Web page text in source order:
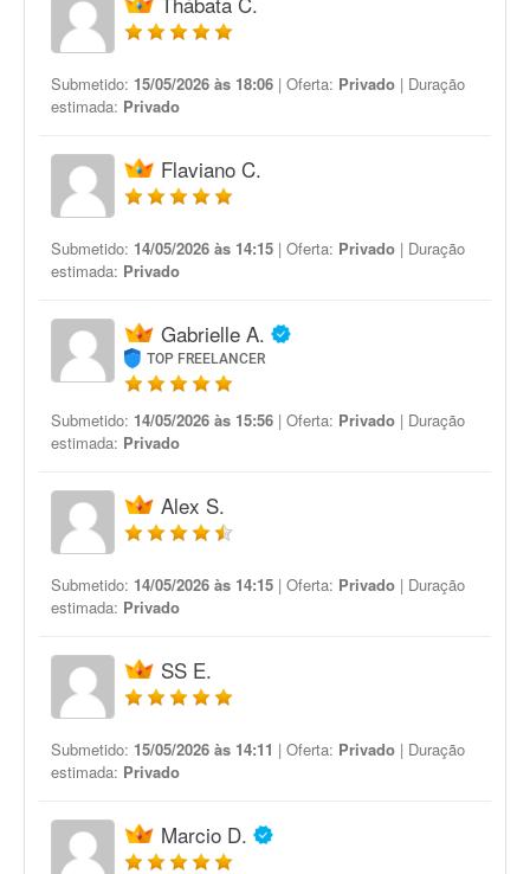
Submetido: 15/05/2026 às 18:06 | Oferta: Privado | Duração
estimada: Privado
Flaviano C.
Submetido: 14/05/2026 às 14:15 | Oferta: Privado | Duração
estimada: Privado
Gabrielle A.
TOP FREELANCER
Submetido: 14/05/2026 às 15:56 | Oferta: Privado | Duração
estimada: Privado
Alex S.
Submetido: 14/05/2026 às 14:15 | Oferta: Privado | Duração
estimada: Privado
SS E.
Submetido: 15/05/2026 às 14:11 | Oferta: Privado | Duração
estimada: Privado
Marcio D.